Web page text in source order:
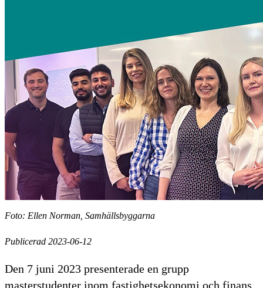
Foto: Ellen Norman, Samhällsbyggarna
Publicerad 2023-06-12
Den 7 juni 2023 presenterade en grupp
masterstudenter inom fastighetsekonomi och finans